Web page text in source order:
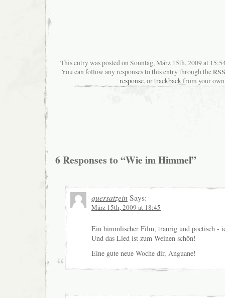
This entry was posted on Sonntag, März 15th, 2009 at
You can follow any responses to this entry through the
response, ortrackbackfrom your
6 Responses to “Wie im Himmel”
quersatzein Says:
März 15th, 2009 at 18:45
Ein himmlischer Film, traurig und poetisch -
Und das Lied ist zum Weinen schön!
Eine gute neue Woche dir, Anguane!